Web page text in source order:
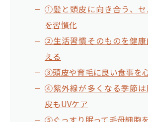
①髪と頭皮に向き合う、セ
を習慣化
②生活習慣そのものを健康
える
③頭皮や育毛に良い食事を
④紫外線が多くなる季節
皮もUVケア
⑤ぐっすり眠って毛母細胞